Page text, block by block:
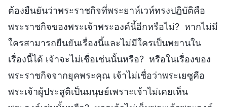
ต้องยืนยันว่าพระราชกิจที่พระยาห์เวห์ทรงปฏิบัติคือ
พระราชกิจของพระเจ้าพระองค์นี้อีกหรือไม่? หากไม่มี
ใครสามารถยืนยันเรื่องนี้และไม่มีใครเป็นพยานใน
เรื่องนี้ได้ เจ้าจะไม่เชื่อเช่นนั้นหรือ? หรือในเรื่องของ
พระราชกิจจากยุคพระคุณ เจ้าไม่เชื่อว่าพระเยซูคือ
พระเจ้าผู้ประสูติเป็นมนุษย์เพราะเจ้าไม่เคยเห็น